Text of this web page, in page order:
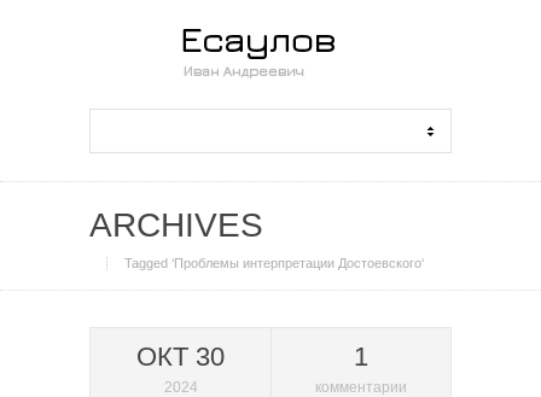
ARCHIVES
Tagged ‘Проблемы интерпретации Достоевского‘
ОКТ 30
2024
1
комментарии